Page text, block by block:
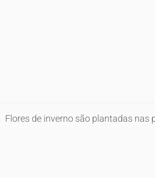
Flores de inverno são plantadas nas